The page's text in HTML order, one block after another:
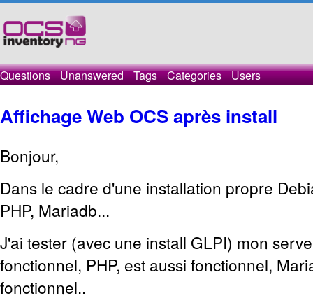
Questions Unanswered Tags Categories Users
Affichage Web OCS après install
Bonjour,
Dans le cadre d'une installation propre
PHP, Mariadb...
J'ai tester (avec une install GLPI) mon
fonctionnel, PHP, est aussi fonctionnel,
fonctionnel..